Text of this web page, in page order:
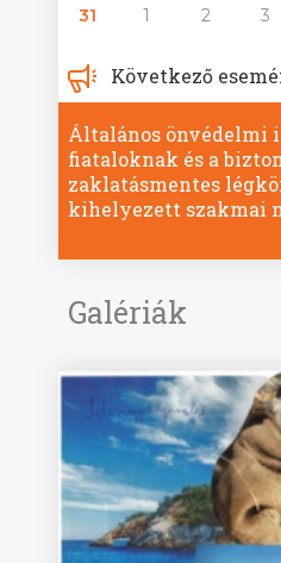
31 1 2 3
Következő
Általános önvédelmi
fiataloknak és a
zaklatásmentes
kihelyezett szakmai
Galériák